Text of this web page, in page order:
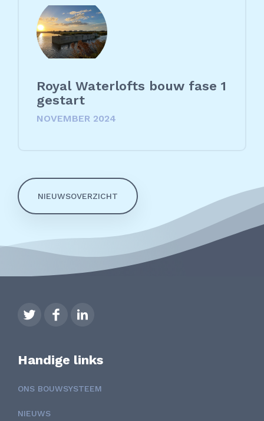
Royal Waterlofts bouw fase 1
gestart
NOVEMBER 2024
NIEUWSOVERZICHT
Handige links
ONS BOUWSYSTEEM
NIEUWS